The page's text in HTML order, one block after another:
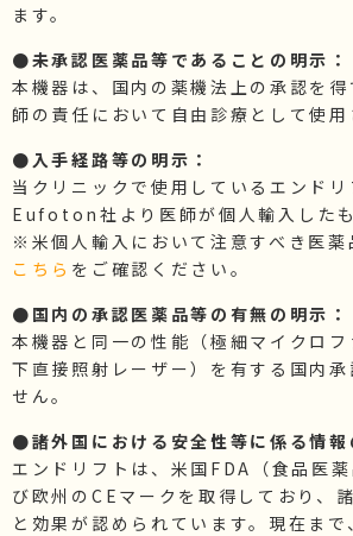
ます。
●未承認医薬品等であることの明示：
本機器は、国内の薬機法上の承認を
師の責任において自由診療として使用
●入手経路等の明示：
当クリニックで使用しているエンド
Eufoton社より医師が個人輸入したも
※米個人輸入において注意すべき医薬
こちら をご確認ください。
●国内の承認医薬品等の有無の明示：
本機器と同一の性能（極細マイクロ
下直接照射レーザー）を有する国内
せん。
●諸外国における安全性等に係る情報
エンドリフトは、米国FDA（食品医
び欧州のCEマークを取得しており、
と効果が認められています。現在ま